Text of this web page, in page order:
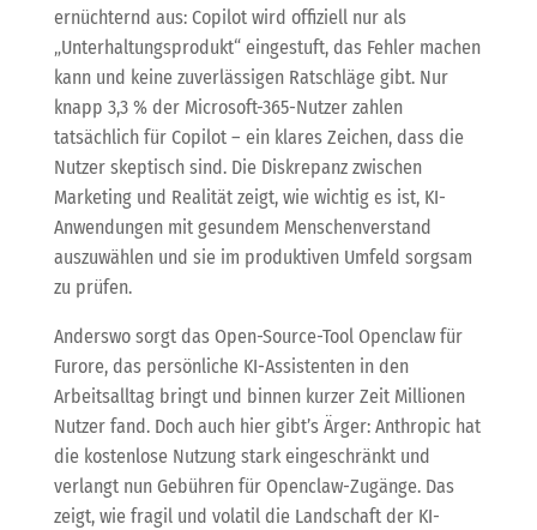
ernüchternd aus: Copilot wird offiziell nur als
„Unterhaltungsprodukt“ eingestuft, das Fehler machen
kann und keine zuverlässigen Ratschläge gibt. Nur
knapp 3,3 % der Microsoft-365-Nutzer zahlen
tatsächlich für Copilot – ein klares Zeichen, dass die
Nutzer skeptisch sind. Die Diskrepanz zwischen
Marketing und Realität zeigt, wie wichtig es ist, KI-
Anwendungen mit gesundem Menschenverstand
auszuwählen und sie im produktiven Umfeld sorgsam
zu prüfen.
Anderswo sorgt das Open-Source-Tool Openclaw für
Furore, das persönliche KI-Assistenten in den
Arbeitsalltag bringt und binnen kurzer Zeit Millionen
Nutzer fand. Doch auch hier gibt’s Ärger: Anthropic hat
die kostenlose Nutzung stark eingeschränkt und
verlangt nun Gebühren für Openclaw-Zugänge. Das
zeigt, wie fragil und volatil die Landschaft der KI-